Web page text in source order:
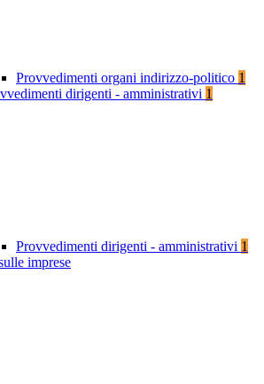
Provvedimenti organi indirizzo-politico 1
dirigenti - amministrativi 1
Provvedimenti dirigenti - amministrativi 1
imprese